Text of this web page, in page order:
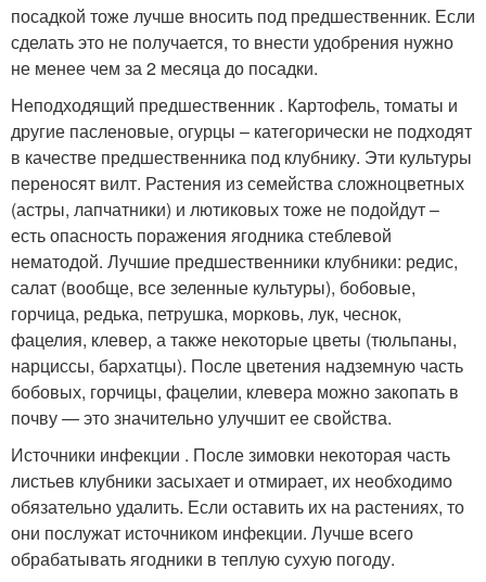
посадкой тоже лучше вносить под предшественник. Если
сделать это не получается, то внести удобрения нужно
не менее чем за 2 месяца до посадки.
Неподходящий предшественник . Картофель, томаты и
другие пасленовые, огурцы – категорически не подходят
в качестве предшественника под клубнику. Эти культуры
переносят вилт. Растения из семейства сложноцветных
(астры, лапчатники) и лютиковых тоже не подойдут –
есть опасность поражения ягодника стеблевой
нематодой. Лучшие предшественники клубники: редис,
салат (вообще, все зеленные культуры), бобовые,
горчица, редька, петрушка, морковь, лук, чеснок,
фацелия, клевер, а также некоторые цветы (тюльпаны,
нарциссы, бархатцы). После цветения надземную часть
бобовых, горчицы, фацелии, клевера можно закопать в
почву — это значительно улучшит ее свойства.
Источники инфекции . После зимовки некоторая часть
листьев клубники засыхает и отмирает, их необходимо
обязательно удалить. Если оставить их на растениях, то
они послужат источником инфекции. Лучше всего
обрабатывать ягодники в теплую сухую погоду.